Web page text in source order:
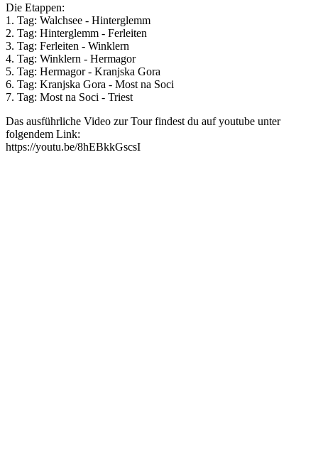
Die Etappen:
1. Tag: Walchsee - Hinterglemm
2. Tag: Hinterglemm - Ferleiten
3. Tag: Ferleiten - Winklern
4. Tag: Winklern - Hermagor
5. Tag: Hermagor - Kranjska Gora
6. Tag: Kranjska Gora - Most na Soci
7. Tag: Most na Soci - Triest
Das ausführliche Video zur Tour findest du auf youtube unter
folgendem Link:
https://youtu.be/8hEBkkGscsI